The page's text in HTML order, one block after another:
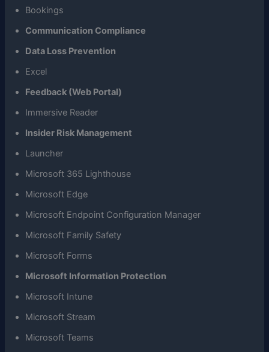
Bookings
Communication Compliance
Data Loss Prevention
Excel
Feedback (Web Portal)
Immersive Reader
Insider Risk Management
Launcher
Microsoft 365 Lighthouse
Microsoft Edge
Microsoft Endpoint Configuration Manager
Microsoft Family Safety
Microsoft Forms
Microsoft Information Protection
Microsoft Intune
Microsoft Stream
Microsoft Teams